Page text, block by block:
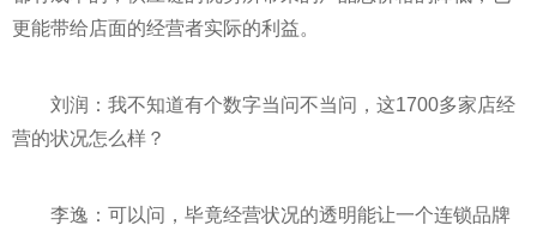
更能带给店面的经营者实际的利益。
刘润：我不知道有个数字当问不当问，这1700多家店经
营的状况怎么样？
李逸：可以问，毕竟经营状况的透明能让一个连锁品牌